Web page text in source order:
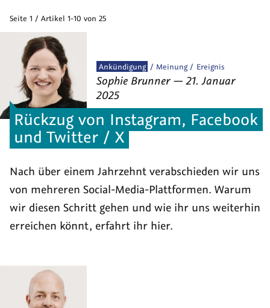
Seite 1 / Artikel 1-10 von 25
Rückzug von Instagram, Facebook
und Twitter / X
Nach über einem Jahrzehnt verabschieden wir uns
von mehreren Social-Media-Plattformen. Warum
wir diesen Schritt gehen und wie ihr uns weiterhin
erreichen könnt, erfahrt ihr hier.
Veröffentlicht
als
Ankündigung Meinung Ereignis
von
Sophie Brunner—am
21. Januar
2025